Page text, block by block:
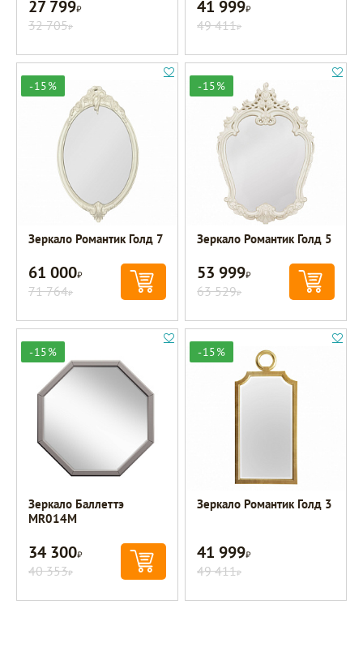
27 799Р
32 705Р
41 999Р
49 411Р
-15%
Зеркало Романтик Голд 7
61 000Р
71 764Р
-15%
Зеркало Романтик Голд 5
53 999Р
63 529Р
-15%
Зеркало Баллеттэ
MR014M
34 300Р
40 353Р
-15%
Зеркало Романтик Голд 3
41 999Р
49 411Р